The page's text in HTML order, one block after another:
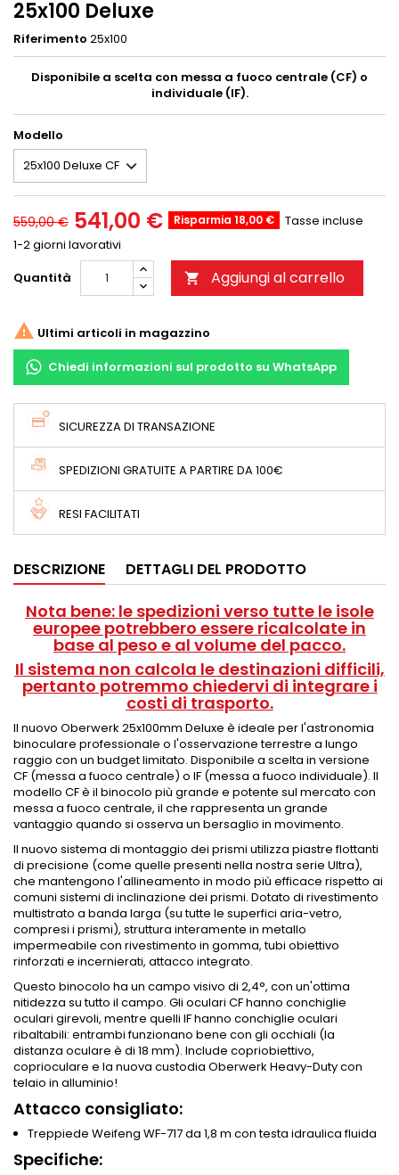
25x100 Deluxe
Riferimento 25x100
Disponibile a scelta con messa a fuoco centrale (CF) o
individuale (IF).
Modello
559,00 € 541,00 € Risparmia 18,00 €
Tasse incluse
1-2 giorni lavorativi
Quantità
 Aggiungi al carrello
 Ultimi articoli in magazzino
Chiedi informazioni sul prodotto su WhatsApp
SICUREZZA DI TRANSAZIONE
SPEDIZIONI GRATUITE A PARTIRE DA 100€
RESI FACILITATI
DESCRIZIONE DETTAGLI DEL PRODOTTO
Nota bene: le spedizioni verso tutte le isole
europee potrebbero essere ricalcolate in
base al peso e al volume del pacco.
Il sistema non calcola le destinazioni difficili,
pertanto potremmo chiedervi di integrare i
costi di trasporto.
Il nuovo Oberwerk 25x100mm Deluxe è ideale per l'astronomia
binoculare professionale o l'osservazione terrestre a lungo
raggio con un budget limitato. Disponibile a scelta in versione
CF (messa a fuoco centrale) o IF (messa a fuoco individuale). Il
modello CF è il binocolo più grande e potente sul mercato con
messa a fuoco centrale, il che rappresenta un grande
vantaggio quando si osserva un bersaglio in movimento.
Il nuovo sistema di montaggio dei prismi utilizza piastre flottanti
di precisione (come quelle presenti nella nostra serie Ultra),
che mantengono l'allineamento in modo più efficace rispetto ai
comuni sistemi di inclinazione dei prismi. Dotato di rivestimento
multistrato a banda larga (su tutte le superfici aria-vetro,
compresi i prismi), struttura interamente in metallo
impermeabile con rivestimento in gomma, tubi obiettivo
rinforzati e incernierati, attacco integrato.
Questo binocolo ha un campo visivo di 2,4°, con un'ottima
nitidezza su tutto il campo. Gli oculari CF hanno conchiglie
oculari girevoli, mentre quelli IF hanno conchiglie oculari
ribaltabili: entrambi funzionano bene con gli occhiali (la
distanza oculare è di 18 mm). Include copriobiettivo,
coprioculare e la nuova custodia Oberwerk Heavy-Duty con
telaio in alluminio!
Attacco consigliato:
Treppiede Weifeng WF-717 da 1,8 m con testa idraulica fluida
Specifiche: